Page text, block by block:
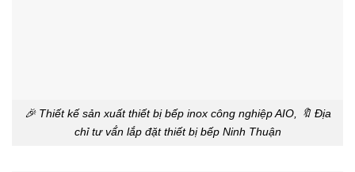
🎉 Thiết kế sản xuất thiết bị bếp inox công nghiệp AIO, 🔖 Địa
chỉ tư vấ́n lắp đặt thiết bị bếp Ninh Thuận